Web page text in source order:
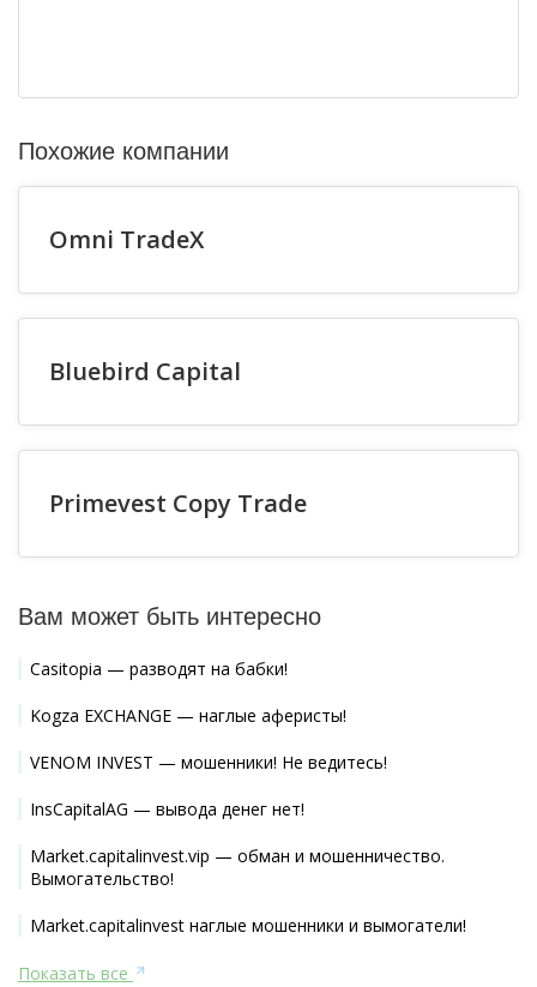
Похожие компании
Omni TradeX
Bluebird Capital
Primevest Copy Trade
Вам может быть интересно
Casitopia — разводят на бабки!
Kogza EXCHANGE — наглые аферисты!
VENOM INVEST — мошенники! Не ведитесь!
InsCapitalAG — вывода денег нет!
Market.capitalinvest.vip — обман и мошенничество.
Вымогательство!
Market.capitalinvest наглые мошенники и вымогатели!
Показать все